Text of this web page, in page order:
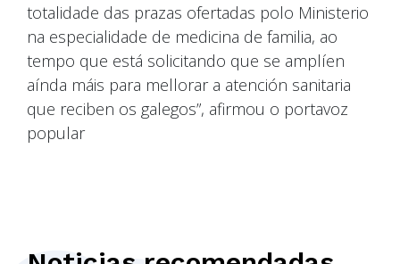
totalidade das prazas ofertadas polo Ministerio
na especialidade de medicina de familia, ao
tempo que está solicitando que se amplíen
aínda máis para mellorar a atención sanitaria
que reciben os galegos”, afirmou o portavoz
popular